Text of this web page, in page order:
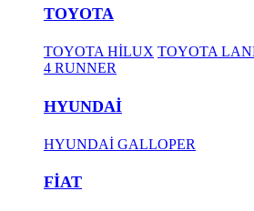
TOYOTA
TOYOTA HİLUX TOYOTA
4 RUNNER
HYUNDAİ
HYUNDAİ GALLOPER
FİAT